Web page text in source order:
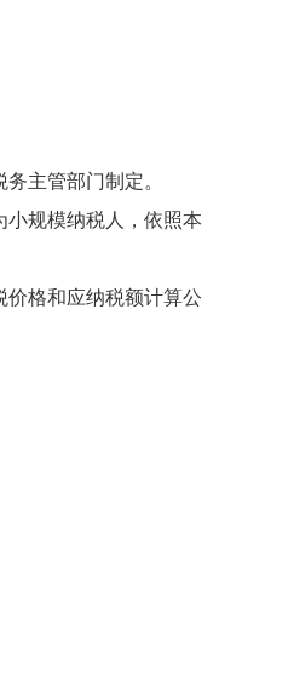
主管部门制定。
规模纳税人，依照本
格和应纳税额计算公